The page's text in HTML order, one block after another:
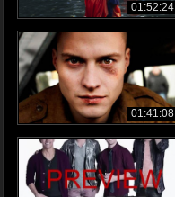
01:52:24
01:41:08